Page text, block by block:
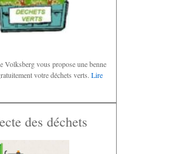
Volksberg vous propose une benne
votre déchets verts. Lire
des déchets